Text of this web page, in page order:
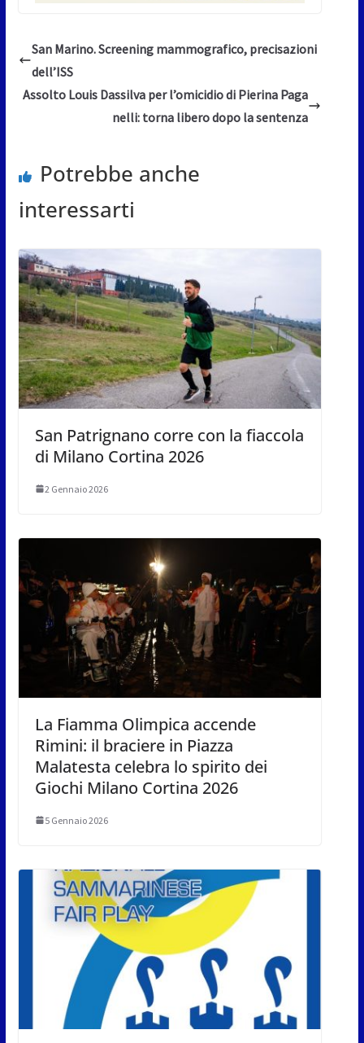
San Marino. Screening mammografico, precisazioni
dell’ISS
Assolto Louis Dassilva per l’omicidio di Pierina Paga
nelli: torna libero dopo la sentenza
Potrebbe anche
interessarti
San Patrignano corre con la fiaccola
di Milano Cortina 2026
2 Gennaio 2026
La Fiamma Olimpica accende
Rimini: il braciere in Piazza
Malatesta celebra lo spirito dei
Giochi Milano Cortina 2026
5 Gennaio 2026